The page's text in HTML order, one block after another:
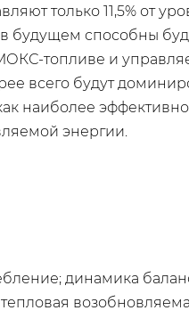
только 11,5% от
будущем способны
топливе и
всего будут
наиболее
энергии.
динамика